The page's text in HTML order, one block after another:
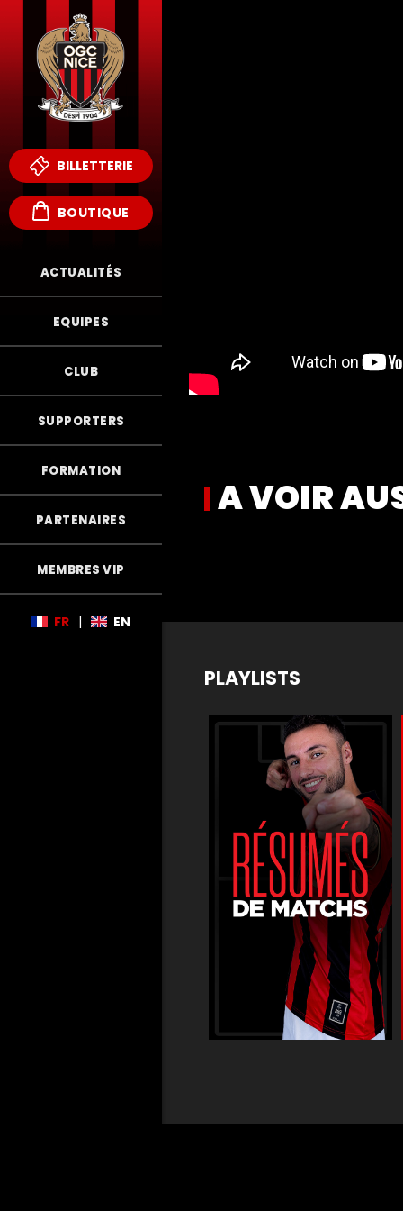
BILLETTERIE
BOUTIQUE
ACTUALITÉS
EQUIPES
CLUB
SUPPORTERS
FORMATION
PARTENAIRES
MEMBRES VIP
FR | EN
A VOIR
PLAYLISTS
Matchs de légende Buts